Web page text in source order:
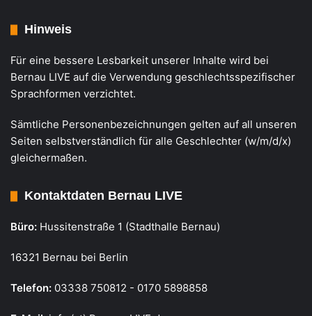
Hinweis
Für eine bessere Lesbarkeit unserer Inhalte wird bei
Bernau LIVE auf die Verwendung geschlechtsspezifischer
Sprachformen verzichtet.
Sämtliche Personenbezeichnungen gelten auf all unseren
Seiten selbstverständlich für alle Geschlechter (w/m/d/x)
gleichermaßen.
Kontaktdaten Bernau LIVE
Büro: Hussitenstraße 1 (Stadthalle Bernau)
16321 Bernau bei Berlin
Telefon: 03338 750812 - 0170 5898858